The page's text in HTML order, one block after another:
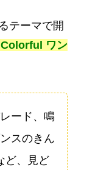
テーマで開
Colorful ワン
ード、鳴
スのきん
ど、見ど